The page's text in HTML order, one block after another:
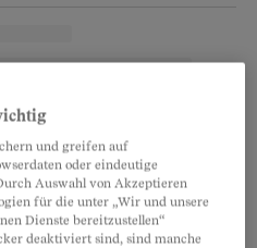
ist eine der
Cantoni,
Arzt und Leiter
und greifen auf
oder eindeutige
Auswahl von Akzeptieren
für die unter „Wir und unsere
Dienste bereitzustellen“
deaktiviert sind, sind manche